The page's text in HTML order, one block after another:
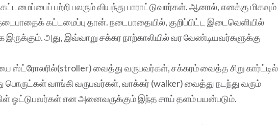
பற்றி பலரும் வியந்து பாராட்டுவார்கள். ஆனால், எனக்கு மிகவும்
கட்டமைப்பு தான். நடைபாதையில், குறிப்பிட்ட இடைவெளியில்
அது, இவ்வாறு சக்கர நாற்காலியில் வர வேண்டியவர்களுக்கு
ஸ்ட்ரோலரில்(stroller) வைத்து வருபவர்கள், சக்கரம் வைத்த சிறு கார்ட்டில்
பொருட்கள் வாங்கி வருபவர்கள், வாக்கர் (walker) வைத்து நடந்து வரும்
ஓட்டுபவர்கள் என அனைவருக்கும் இந்த சாய் தளம் பயன்படும்.